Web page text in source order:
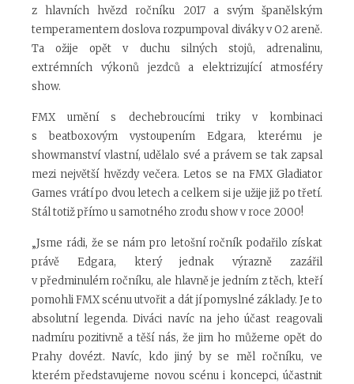
z hlavních hvězd ročníku 2017 a svým španělským
temperamentem doslova rozpumpoval diváky v O2 areně.
Ta ožije opět v duchu silných stojů, adrenalinu,
extrémních výkonů jezdců a elektrizující atmosféry
show.
FMX umění s dechebroucími triky v kombinaci
s beatboxovým vystoupením Edgara, kterému je
showmanství vlastní, udělalo své a právem se tak zapsal
mezi největší hvězdy večera. Letos se na FMX Gladiator
Games vrátí po dvou letech a celkem si je užije již po třetí.
Stál totiž přímo u samotného zrodu show v roce 2000!
„Jsme rádi, že se nám pro letošní ročník podařilo získat
právě Edgara, který jednak výrazně zazářil
v předminulém ročníku, ale hlavně je jedním z těch, kteří
pomohli FMX scénu utvořit a dát jí pomyslné základy. Je to
absolutní legenda. Diváci navíc na jeho účast reagovali
nadmíru pozitivně a těší nás, že jim ho můžeme opět do
Prahy dovézt. Navíc, kdo jiný by se měl ročníku, ve
kterém představujeme novou scénu i koncepci, účastnit